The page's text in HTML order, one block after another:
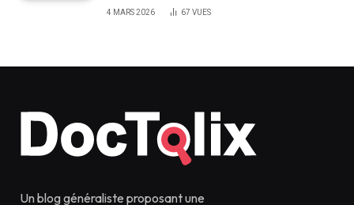
4 MARS 2026 67 VUES
Un blog généraliste proposant une